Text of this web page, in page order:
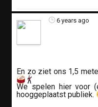
6 years ago
En zo ziet ons 1,5
We spelen hier voor
hooggeplaatst publiek.